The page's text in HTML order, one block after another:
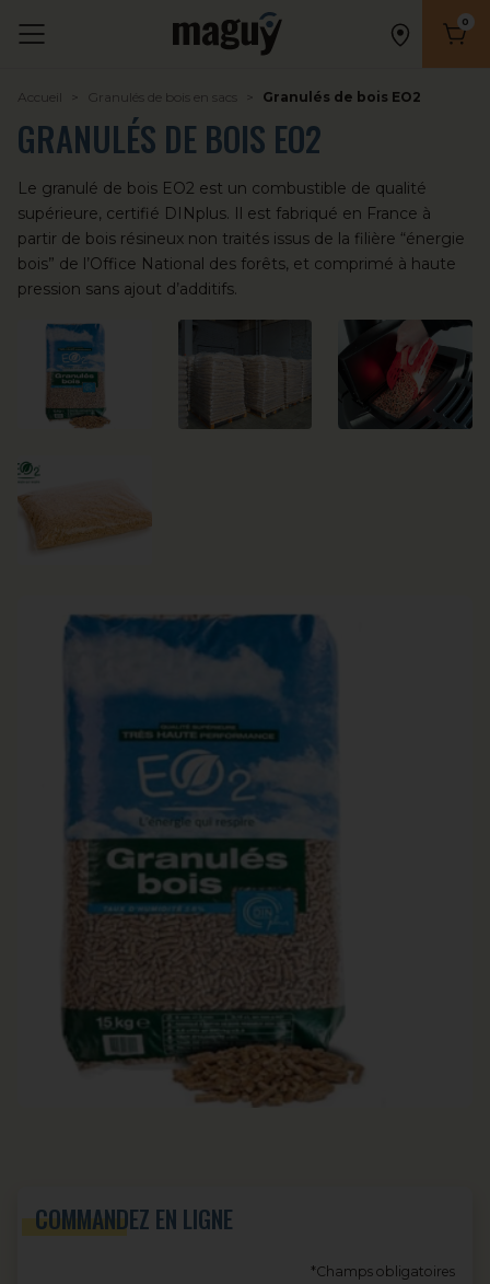
0
Accueil Granulés de bois en sacs Granulés de bois EO2
GRANULÉS DE BOIS EO2
Le granulé de bois EO2 est un combustible de qualité
supérieure, certifié DINplus. Il est fabriqué en France à
partir de bois résineux non traités issus de la filière “énergie
bois” de l’Office National des forêts, et comprimé à haute
pression sans ajout d’additifs.
COMMANDEZ EN LIGNE
*Champs obligatoires